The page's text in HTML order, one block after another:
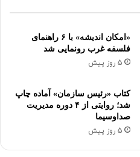
«امکان اندیشه» با ۶ راهنمای
فلسفه غرب رونمایی شد
5 روز پیش
کتاب «رئیس سازمان» آماده چاپ
شد؛ روایتی از ۴ دوره مدیریت
صداوسیما
5 روز پیش